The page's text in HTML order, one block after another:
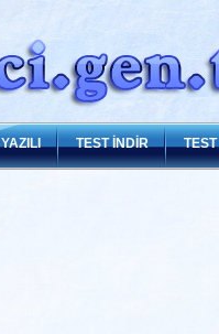
YAZILI TEST İNDİR